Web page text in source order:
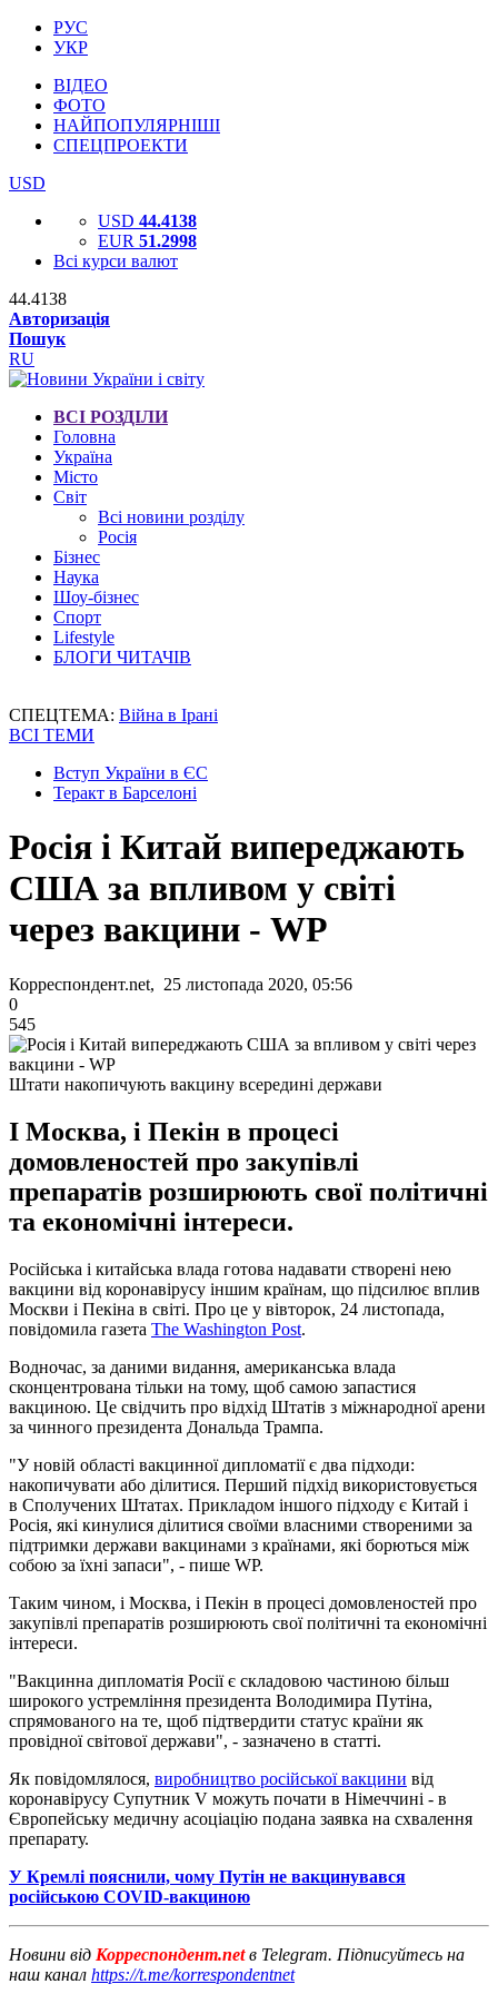
РУС
УКР
ВІДЕО
ФОТО
НАЙПОПУЛЯРНІШІ
СПЕЦПРОЕКТИ
USD
USD 44.4138
EUR 51.2998
Всі курси валют
44.4138
Авторизація
Пошук
RU
ВСІ РОЗДІЛИ
Головна
Україна
Місто
Світ
Всі новини розділу
Росія
Бізнес
Наука
Шоу-бізнес
Спорт
Lifestyle
БЛОГИ ЧИТАЧІВ
СПЕЦТЕМА: Війна в Ірані
ВСІ ТЕМИ
Вступ України в ЄС
Теракт в Барселоні
Росія і Китай випереджають
США за впливом у світі
через вакцини - WP
Корреспондент.net, 25 листопада 2020, 05:56
0
545
Штати накопичують вакцину всередині держави
І Москва, і Пекін в процесі
домовленостей про закупівлі
препаратів розширюють свої політичні
та економічні інтереси.
Російська і китайська влада готова надавати створені нею
вакцини від коронавірусу іншим країнам, що підсилює вплив
Москви і Пекіна в світі. Про це у вівторок, 24 листопада,
повідомила газета The Washington Post.
Водночас, за даними видання, американська влада
сконцентрована тільки на тому, щоб самою запастися
вакциною. Це свідчить про відхід Штатів з міжнародної арени
за чинного президента Дональда Трампа.
"У новій області вакцинної дипломатії є два підходи:
накопичувати або ділитися. Перший підхід використовується
в Сполучених Штатах. Прикладом іншого підходу є Китай і
Росія, які кинулися ділитися своїми власними створеними за
підтримки держави вакцинами з країнами, які борються між
собою за їхні запаси", - пише WP.
Таким чином, і Москва, і Пекін в процесі домовленостей про
закупівлі препаратів розширюють свої політичні та економічні
інтереси.
"Вакцинна дипломатія Росії є складовою частиною більш
широкого устремління президента Володимира Путіна,
спрямованого на те, щоб підтвердити статус країни як
провідної світової держави", - зазначено в статті.
Як повідомлялося, виробництво російської вакцини від
коронавірусу Супутник V можуть почати в Німеччині - в
Європейську медичну асоціацію подана заявка на схвалення
препарату.
У Кремлі пояснили, чому Путін не вакцинувався
російською COVID-вакциною
Новини від Корреспондент.netв Telegram. Підписуйтесь на
наш канал https://t.me/korrespondentnet